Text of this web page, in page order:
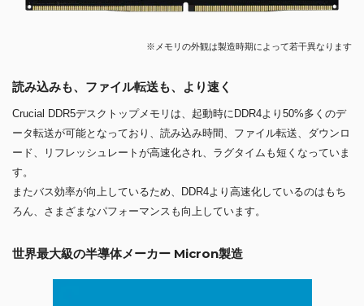
※メモリの外観は製造時期によって若干異なります
読み込みも、ファイル転送も、より速く
Crucial DDR5デスクトップメモリは、起動時にDDR4より50%多くのデ
ータ転送が可能となっており、読み込み時間、ファイル転送、ダウンロ
ード、リフレッシュレートが高速化され、ラグタイムも短くなっていま
す。
またバス効率が向上しているため、DDR4より高速化しているのはもち
ろん、さまざまなパフォーマンスも向上しています。
世界最大級の半導体メーカー Micron製造